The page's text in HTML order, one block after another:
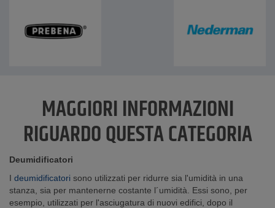
MAGGIORI INFORMAZIONI
RIGUARDO QUESTA CATEGORIA
Deumidificatori
I deumidificatori sono utilizzati per ridurre sia l'umidità in una
stanza, sia per mantenerne costante l´umidità. Essi sono, per
esempio, utilizzati per l'asciugatura di nuovi edifici, dopo il